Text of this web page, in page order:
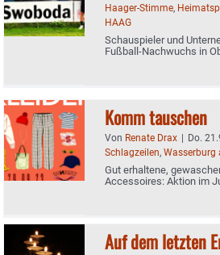
Haager-Stimme,
HAAG
Schauspieler und
Fußball-Nachwuchs in
Komm tauschen
Von Renate Drax | Do.
Schlagzeilen, Wasserburg
Gut erhaltene,
Accessoires: Aktion im
Auf dem letzten